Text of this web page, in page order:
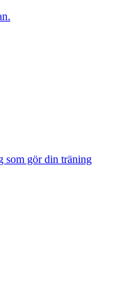
som gör din träning